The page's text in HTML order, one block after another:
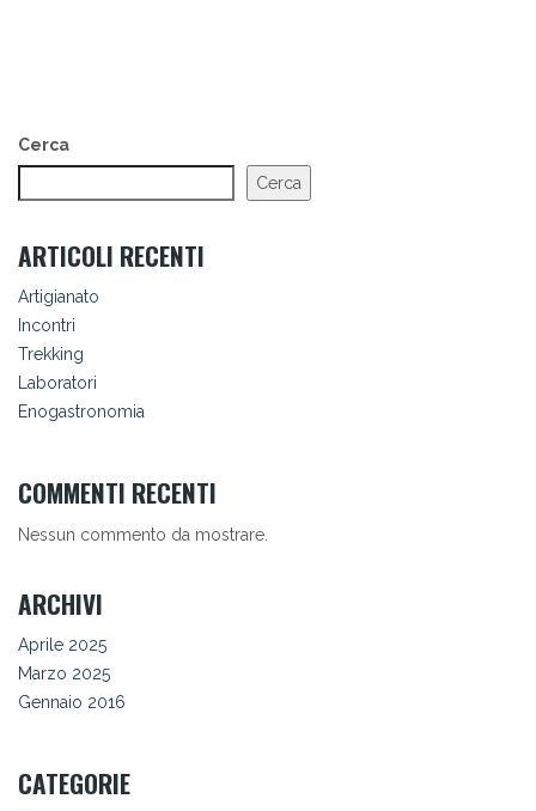
Cerca
Cerca
ARTICOLI RECENTI
Artigianato
Incontri
Trekking
Laboratori
Enogastronomia
COMMENTI RECENTI
Nessun commento da mostrare.
ARCHIVI
Aprile 2025
Marzo 2025
Gennaio 2016
CATEGORIE